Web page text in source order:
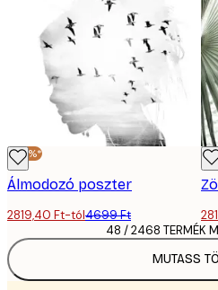
-40%*
Álmodozó poszter
2819,40 Ft-tól4699 Ft
-
MUTASS
48 / 2468 TERMÉK